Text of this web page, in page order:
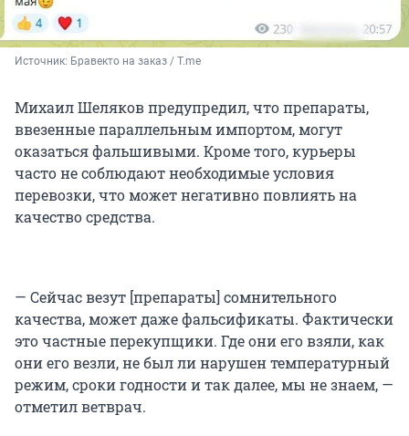
Источник: Бравекто на заказ / T.me
Михаил Шеляков предупредил, что препараты,
ввезенные параллельным импортом, могут
оказаться фальшивыми. Кроме того, курьеры
часто не соблюдают необходимые условия
перевозки, что может негативно повлиять на
качество средства.
— Сейчас везут [препараты] сомнительного
качества, может даже фальсификаты. Фактически
это частные перекупщики. Где они его взяли, как
они его везли, не был ли нарушен температурный
режим, сроки годности и так далее, мы не знаем, —
отметил ветврач.